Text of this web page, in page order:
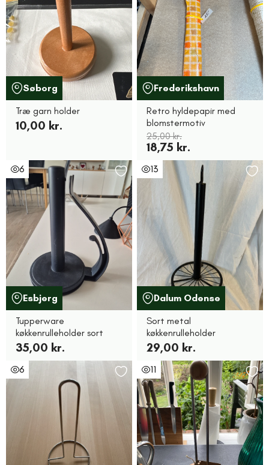
Søborg
Træ garn holder
10,00 kr.
Frederikshavn
Retro hyldepapir med
blomstermotiv
25,00 kr.
18,75 kr.
6
Esbjerg
Tupperware
køkkenrulleholder sort
35,00 kr.
13
Dalum Odense
Sort metal
køkkenrulleholder
29,00 kr.
6 11